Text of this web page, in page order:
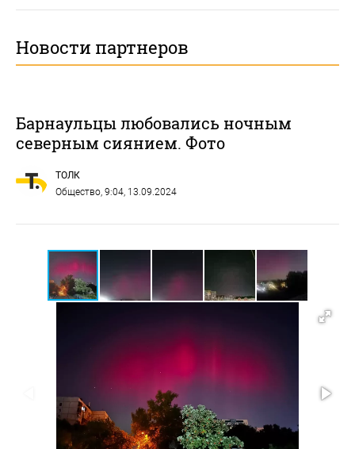
Новости партнеров
Барнаульцы любовались ночным
северным сиянием. Фото
ТОЛК
Общество, 9:04, 13.09.2024